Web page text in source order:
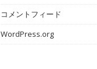
コメントフィード
WordPress.org